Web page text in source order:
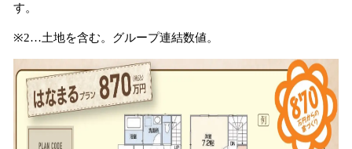
す。
※2…土地を含む。グループ連結数値。